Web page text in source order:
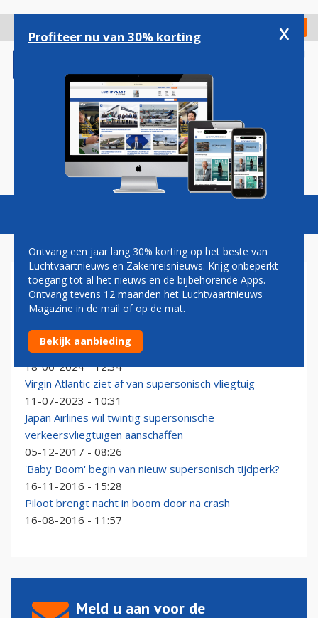
gaan
Check in
Magazine Podcasts Vacatures
BOOM
Fabriek voor supersonische passagiersvliegtuigen
opgeleverd in de VS
18-06-2024 - 12:34
Virgin Atlantic ziet af van supersonisch vliegtuig
11-07-2023 - 10:31
Japan Airlines wil twintig supersonische
verkeersvliegtuigen aanschaffen
05-12-2017 - 08:26
'Baby Boom' begin van nieuw supersonisch tijdperk?
16-11-2016 - 15:28
Piloot brengt nacht in boom door na crash
16-08-2016 - 11:57
Meld u aan voor de
Profiteer nu van 30% korting x
Ontvang een jaar lang 30% korting op het beste van
Luchtvaartnieuws en Zakenreisnieuws. Krijg onbeperkt
toegang tot al het nieuws en de bijbehorende Apps.
Ontvang tevens 12 maanden het Luchtvaartnieuws
Magazine in de mail of op de mat.
Bekijk aanbieding